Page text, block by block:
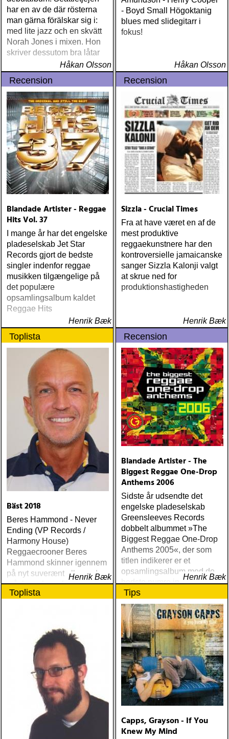
Seeds Push The Sky Away
(Bad Seed) Andi Almqvist
Warsaw Holiday (Rootsy)
Unheard Studio Sessions &
Demos 1971-1972
(Omnivore) Naturligtvis
borde alla årets Rootsy-
plattor vara med på listan,
men jag har istället valt att
bara lista de plattor jag
lyssnat på väsentligt mycket
mer än vad tjänsten kräver
har en av de där rösterna
man gärna förälskar sig i:
med lite jazz och en skvätt
Norah Jones i mixen. Hon
skriver dessutom bra låtar
Håkan Olsson
- Boyd Small Högoktanig
blues med slidegitarr i
fokus!
Håkan Olsson
Recension
Blandade Artister - Reggae
Hits Vol. 37
I mange år har det engelske
pladeselskab Jet Star
Records gjort de bedste
singler indenfor reggae
musikken tilgængelige på
det populære
opsamlingsalbum kaldet
Reggae Hits
Henrik Bæk
Recension
Sizzla - Crucial Times
Fra at have været en af de
mest produktive
reggaekunstnere har den
kontroversielle jamaicanske
sanger Sizzla Kalonji valgt
at skrue ned for
produktionshastigheden
Henrik Bæk
Toplista
Bäst 2018
Beres Hammond - Never
Ending (VP Records /
Harmony House)
Reggaecrooner Beres
Hammond skinner igennem
på nyt suverænt album, der
måske er hans bedste
gennem tiderne
Henrik Bæk
Recension
Blandade Artister - The
Biggest Reggae One-Drop
Anthems 2006
Sidste år udsendte det
engelske pladeselskab
Greensleeves Records
dobbelt albummet »The
Biggest Reggae One-Drop
Anthems 2005«, der som
titlen indikerer er et
opsamlingsalbum med de
bedste numre indenfor den
populære reggaestil kaldet
one-drop
Henrik Bæk
Toplista Tips
Capps, Grayson - If You
Knew My Mind